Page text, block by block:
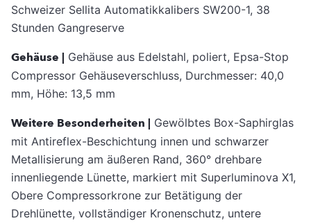
Schweizer Sellita Automatikkalibers SW200-1, 38
Stunden Gangreserve
Gehäuse | Gehäuse aus Edelstahl, poliert, Epsa-Stop
Compressor Gehäuseverschluss, Durchmesser: 40,0
mm, Höhe: 13,5 mm
Weitere Besonderheiten | Gewölbtes Box-Saphirglas
mit Antireflex-Beschichtung innen und schwarzer
Metallisierung am äußeren Rand, 360° drehbare
innenliegende Lünette, markiert mit Superluminova X1,
Obere Compressorkrone zur Betätigung der
Drehlünette, vollständiger Kronenschutz, untere